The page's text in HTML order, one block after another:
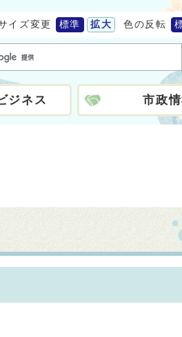
イズ変更 標準 拡大 色の反転
ジネス 市政